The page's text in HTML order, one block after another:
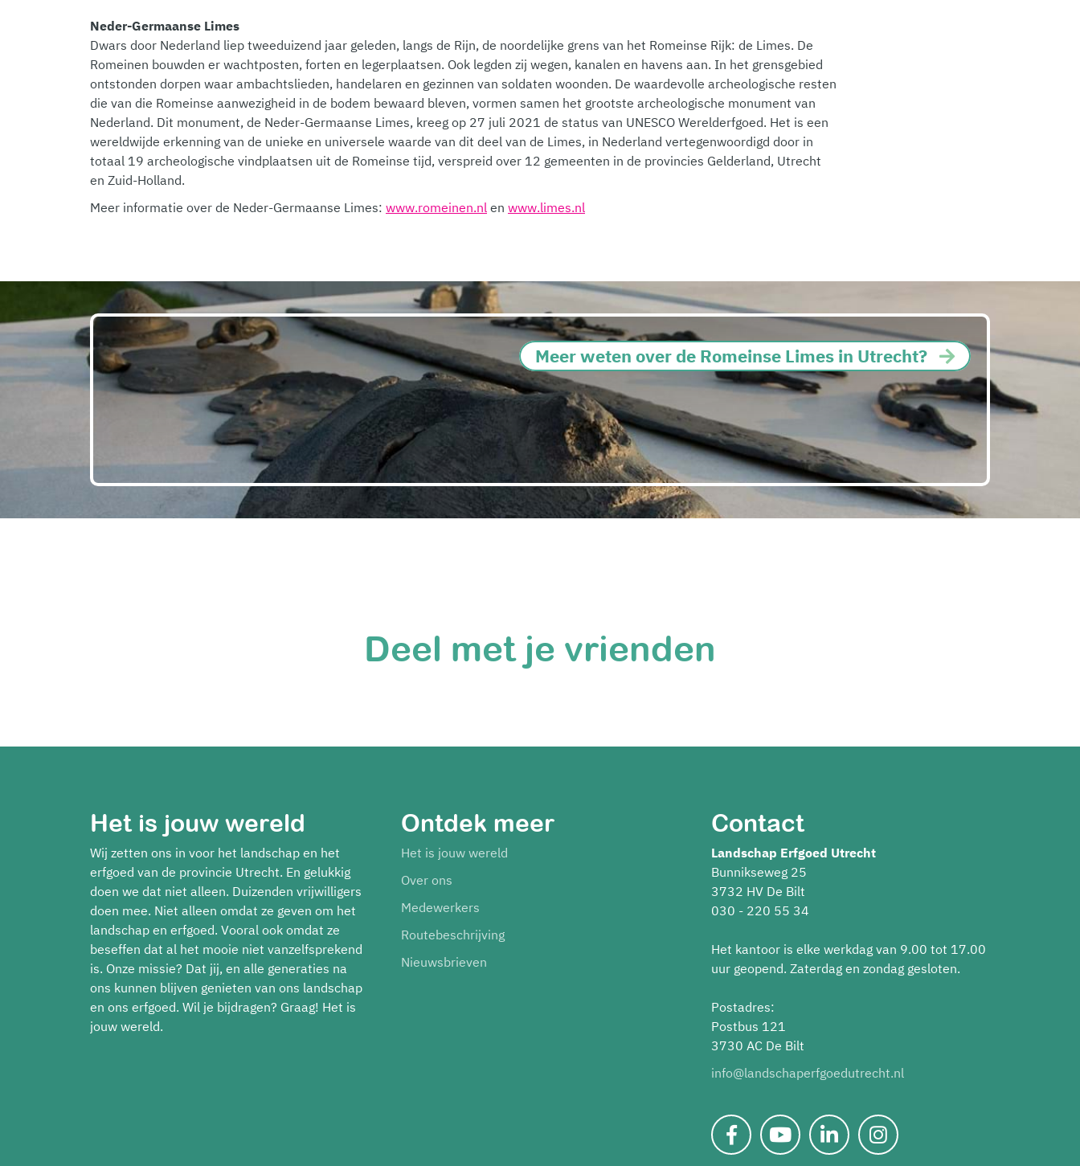
Neder-Germaanse Limes
Dwars door Nederland liep tweeduizend jaar geleden, langs de Rijn, de noordelijke grens van het Romeinse Rijk: de Limes. De
Romeinen bouwden er wachtposten, forten en legerplaatsen. Ook legden zij wegen, kanalen en havens aan. In het grensgebied
ontstonden dorpen waar ambachtslieden, handelaren en gezinnen van soldaten woonden. De waardevolle archeologische resten
die van die Romeinse aanwezigheid in de bodem bewaard bleven, vormen samen het grootste archeologische monument van
Nederland. Dit monument, de Neder-Germaanse Limes, kreeg op 27 juli 2021 de status van UNESCO Werelderfgoed. Het is een
wereldwijde erkenning van de unieke en universele waarde van dit deel van de Limes, in Nederland vertegenwoordigd door in
totaal 19 archeologische vindplaatsen uit de Romeinse tijd, verspreid over 12 gemeenten in de provincies Gelderland, Utrecht
en Zuid-Holland.
Meer informatie over de Neder-Germaanse Limes: www.romeinen.nl en www.limes.nl
Meer weten over de Romeinse Limes in Utrecht?
Deel met je vrienden
Het is jouw wereld
Wij zetten ons in voor het landschap en het
erfgoed van de provincie Utrecht. En gelukkig
doen we dat niet alleen. Duizenden vrijwilligers
doen mee. Niet alleen omdat ze geven om het
landschap en erfgoed. Vooral ook omdat ze
beseffen dat al het mooie niet vanzelfsprekend
is. Onze missie? Dat jij, en alle generaties na
ons kunnen blijven genieten van ons landschap
en ons erfgoed. Wil je bijdragen? Graag! Het is
jouw wereld.
Ontdek meer
Het is jouw wereld
Over ons
Medewerkers
Routebeschrijving
Nieuwsbrieven
Contact
Landschap Erfgoed Utrecht
Bunnikseweg 25
3732 HV De Bilt
030 - 220 55 34
Het kantoor is elke werkdag van 9.00 tot 17.00
uur geopend. Zaterdag en zondag gesloten.
Postadres:
Postbus 121
3730 AC De Bilt
info@landschaperfgoedutrecht.nl